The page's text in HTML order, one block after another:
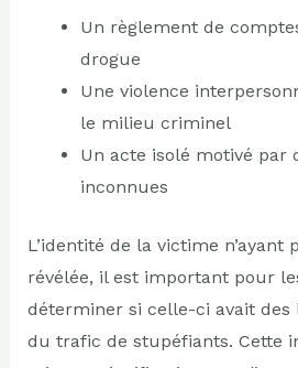
Un règlement de
drogue
Une violence
le milieu criminel
Un acte isolé motivé par
inconnues
L’identité de la victime n’ayant
révélée, il est important pour
déterminer si celle-ci avait des
du trafic de stupéfiants. Cette